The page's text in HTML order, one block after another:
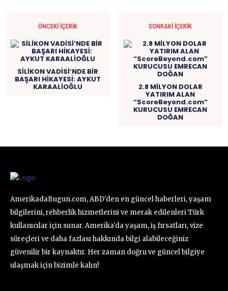
ÖNCEKI İÇERIK
SİLİKON VADİSİ’NDE BİR
BAŞARI HİKAYESİ: AYKUT
KARAALİOĞLU
SONRAKI İÇERIK
2.8 MİLYON DOLAR
YATIRIM ALAN
“ScoreBeyond.com”
KURUCUSU EMRECAN
DOĞAN
AmerikadaBugun.com, ABD'den en güncel haberleri, yaşam
bilgilerini, rehberlik hizmetlerini ve merak edilenleri Türk
kullanıcılar için sunar. Amerika'da yaşam, iş fırsatları, vize
süreçleri ve daha fazlası hakkında bilgi alabileceğiniz
güvenilir bir kaynaktır. Her zaman doğru ve güncel bilgiye
ulaşmak için bizimle kalın!